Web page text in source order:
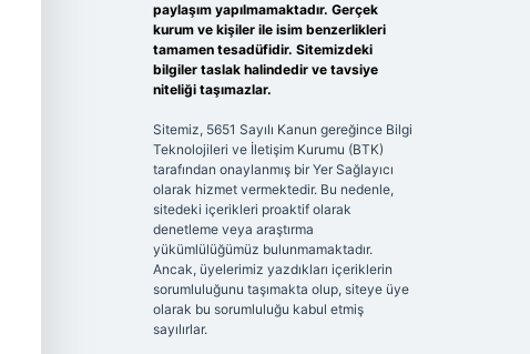
paylaşım yapılmamaktadır. Gerçek
kurum ve kişiler ile isim benzerlikleri
tamamen tesadüfidir. Sitemizdeki
bilgiler taslak halindedir ve tavsiye
niteliği taşımazlar.
Sitemiz, 5651 Sayılı Kanun gereğince Bilgi
Teknolojileri ve İletişim Kurumu (BTK)
tarafından onaylanmış bir Yer Sağlayıcı
olarak hizmet vermektedir. Bu nedenle,
sitedeki içerikleri proaktif olarak
denetleme veya araştırma
yükümlülüğümüz bulunmamaktadır.
Ancak, üyelerimiz yazdıkları içeriklerin
sorumluluğunu taşımakta olup, siteye üye
olarak bu sorumluluğu kabul etmiş
sayılırlar.